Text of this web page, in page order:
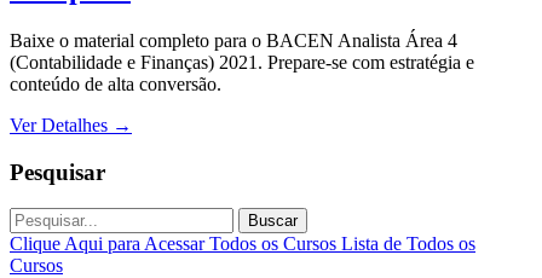
Baixe o material completo para o BACEN Analista Área 4
(Contabilidade e Finanças) 2021. Prepare-se com estratégia e
conteúdo de alta conversão.
Ver Detalhes →
Pesquisar
Buscar
Clique Aqui para Acessar Todos os Cursos Lista de Todos os
Cursos